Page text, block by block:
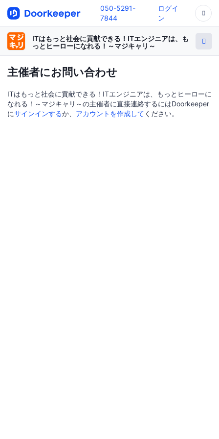
050-5291-
7844
ログイ
ン
ITはもっと社会に貢献できる！ITエンジニアは、も
っとヒーローになれる！～マジキャリ～
主催者にお問い合わせ
ITはもっと社会に貢献できる！ITエンジニアは、もっとヒーローに
なれる！～マジキャリ～の主催者に直接連絡するにはDoorkeeper
にサインインするか、 アカウントを作成して ください。